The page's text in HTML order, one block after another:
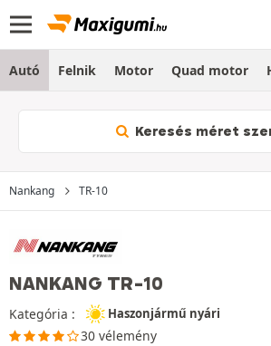
Autó Felnik Motor Quad motor
Keresés méret
Nankang TR-10
NANKANG TR-10
Kategória : Haszonjármű nyári
30 vélemény